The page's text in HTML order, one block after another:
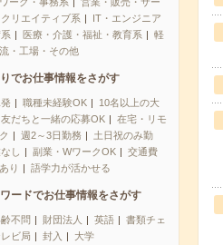
クリエイティブ系
IT・エンジニア
医療・介護・福祉・教育系
軽
・工場・その他
でお仕事情報をさがす
職種未経験OK
10名以上の大
友だちと一緒の応募OK
在宅・リモ
週2～3日勤務
土日祝のみ勤
し 副業・WワークOK
交通費
り
語学力が活かせる
ワードでお仕事情報をさがす
不問 財団法人 英語
書類チェ
ビ局 封入 大学